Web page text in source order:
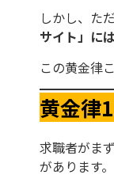
しかし、た
サイト」に
この黄金律
黄金律
求職者がま
があります。